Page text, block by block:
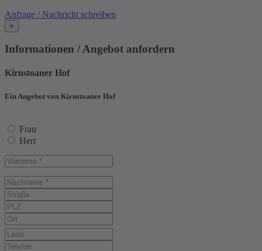
Anfrage / Nachricht schreiben
×
Informationen / Angebot anfordern
Kirnstoaner Hof
Ein Angebot von Kirnstoaner Hof
Frau
Herr